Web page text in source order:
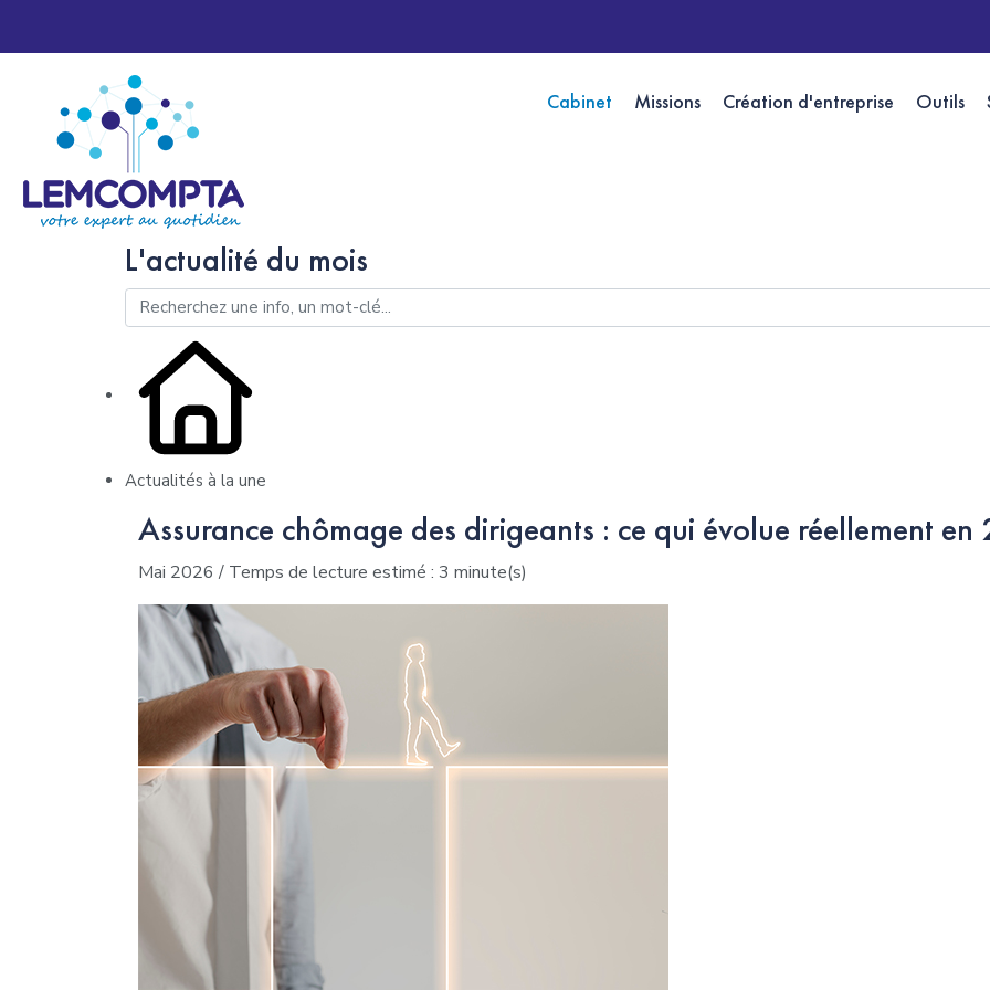
Cabinet Missions Création d'entreprise Outils
L'actualité du mois
Actualités à la une
Assurance chômage des dirigeants : ce qui évolue réellement
Mai 2026 / Temps de lecture estimé : 3 minute(s)